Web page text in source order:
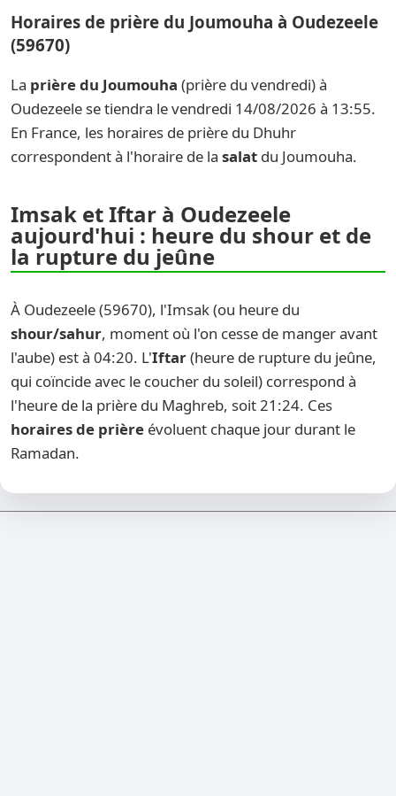
Horaires de prière du Joumouha à Oudezeele
(59670)
La prière du Joumouha (prière du vendredi) à
Oudezeele se tiendra le vendredi 14/08/2026 à 13:55.
En France, les horaires de prière du Dhuhr
correspondent à l'horaire de la salat du Joumouha.
Imsak et Iftar à Oudezeele
aujourd'hui : heure du shour et de
la rupture du jeûne
À Oudezeele (59670), l'Imsak (ou heure du
shour/sahur, moment où l'on cesse de manger avant
l'aube) est à 04:20. L'Iftar(heure de rupture du jeûne,
qui coïncide avec le coucher du soleil) correspond à
l'heure de la prière du Maghreb, soit 21:24. Ces
horaires de prière évoluent chaque jour durant le
Ramadan.